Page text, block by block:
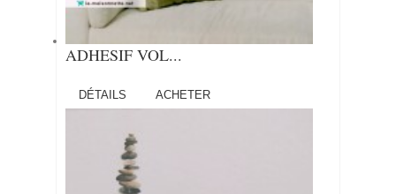
ADHESIF VOL...
DÉTAILS ACHETER